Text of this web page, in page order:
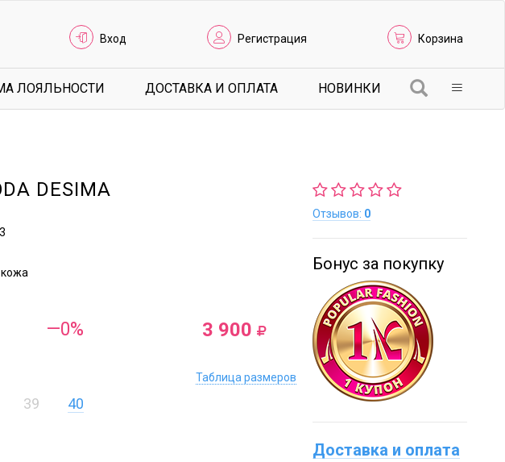
Вход Регистрация Корзина
ЛОЯЛЬНОСТИ ДОСТАВКА И ОПЛАТА НОВИНКИ
DESIMA
—0% 3 900
Таблица размеров
39 40
Отзывов: 0
Бонус за покупку
Доставка и оплата